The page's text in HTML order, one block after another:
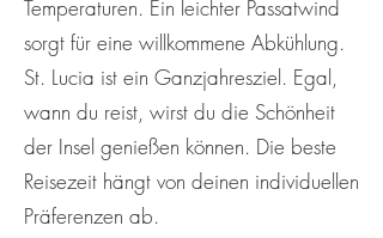
Temperaturen. Ein leichter Passatwind
sorgt für eine willkommene Abkühlung.
St. Lucia ist ein Ganzjahresziel. Egal,
wann du reist, wirst du die Schönheit
der Insel genießen können. Die beste
Reisezeit hängt von deinen individuellen
Präferenzen ab.